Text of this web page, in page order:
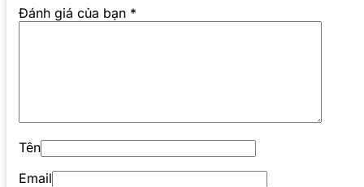
Đánh giá của bạn *
Tên
Email